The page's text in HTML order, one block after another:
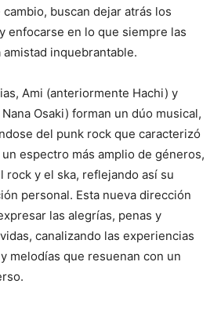
buscan dejar atrás los
enfocarse en lo que siempre las
amistad inquebrantable.
Ami (anteriormente Hachi) y
Osaki) forman un dúo musical,
del punk rock que caracterizó
espectro más amplio de géneros,
rock y el ska, reflejando así su
personal. Esta nueva dirección
las alegrías, penas y
canalizando las experiencias
melodías que resuenan con un